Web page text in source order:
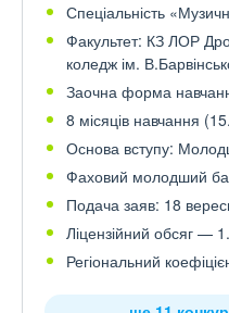
Спеціальність
Факультет: КЗ ЛОР
коледж ім.
Заочна форма
8 місяців навчання
Основа вступу:
Фаховий молодший
Подача заяв: 18
Ліцензійний обсяг — 1.
Регіональний